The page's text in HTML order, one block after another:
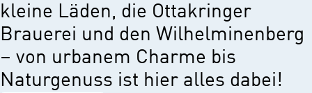
kleine Läden, die Ottakringer
Brauerei und den Wilhelminenberg
– von urbanem Charme bis
Naturgenuss ist hier alles dabei!